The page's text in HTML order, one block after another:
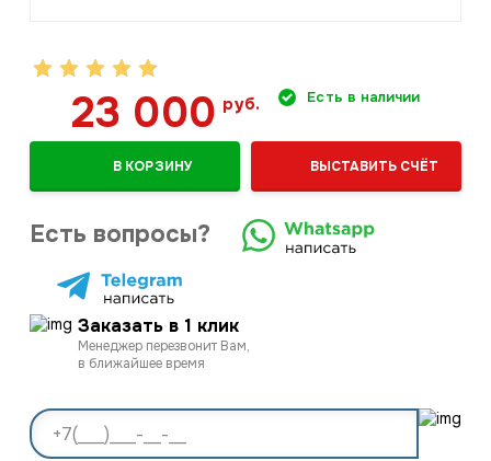
23 000руб. Есть в наличии
В КОРЗИНУ ВЫСТАВИТЬ СЧЁТ
Есть вопросы?
Заказать в 1 клик
Менеджер перезвонит Вам,
в ближайшее время